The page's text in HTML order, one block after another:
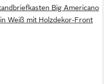
Big Americano
in Weiß mit Holzdekor-Front